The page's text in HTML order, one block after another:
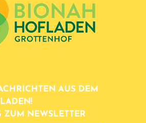
AUS DEM
NEWSLETTER